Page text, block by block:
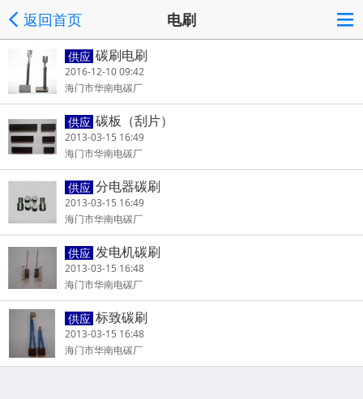
返回首页 电刷
供应 碳刷电刷
2016-12-10 09:42
海门市华南电碳厂
供应 碳板（刮片）
2013-03-15 16:49
海门市华南电碳厂
供应 分电器碳刷
2013-03-15 16:49
海门市华南电碳厂
供应 发电机碳刷
2013-03-15 16:48
海门市华南电碳厂
供应 标致碳刷
2013-03-15 16:48
海门市华南电碳厂